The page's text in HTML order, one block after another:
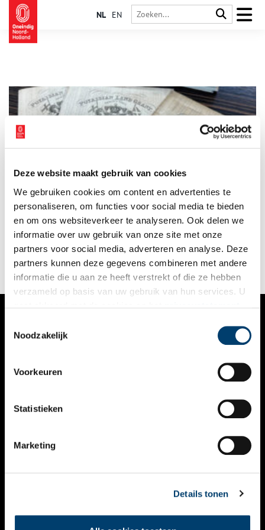
Deze website maakt gebruik van cookies
We gebruiken cookies om content en advertenties te
personaliseren, om functies voor social media te bieden
en om ons websiteverkeer te analyseren. Ook delen we
informatie over uw gebruik van onze site met onze
partners voor social media, adverteren en analyse. Deze
partners kunnen deze gegevens combineren met andere
informatie die u aan ze heeft verstrekt of die ze hebben
verzameld op basis van uw gebruik van hun services. U
Noodzakelijk
Voorkeuren
Statistieken
Marketing
Details tonen
NL EN
Elke maand plaatst het Regionaal Archief Alkmaar een
bijzonder archiefstuk uit de collectie in de schijnwerpers. Deze
keer: frauduleuze negentiende-eeuwse bewijzen van
grondbezit in het verzonnen land Poyais.
3 min
VERHALEN
KALENDER
THEMA’S
VIDEO’S
CONTACT